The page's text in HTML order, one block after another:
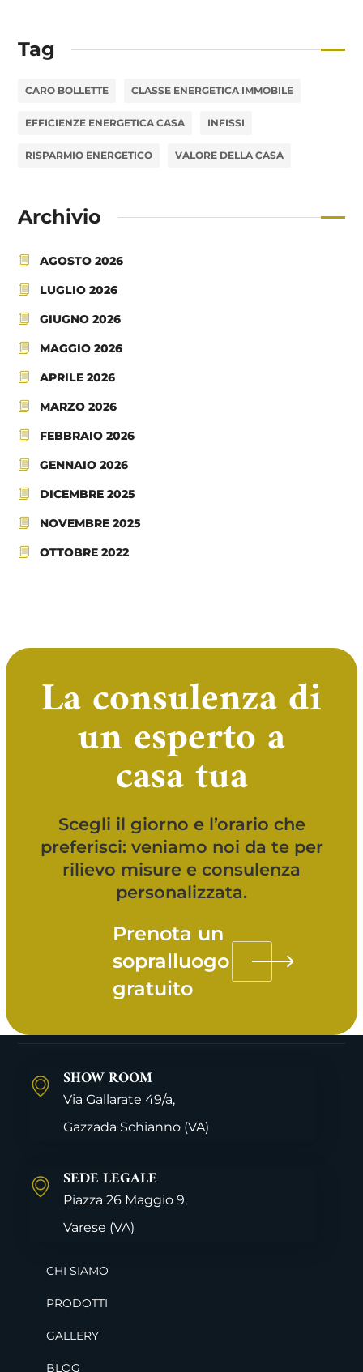
Tag
CARO BOLLETTE CLASSE ENERGETICA IMMOBILE
EFFICIENZE ENERGETICA CASA INFISSI
RISPARMIO ENERGETICO VALORE DELLA CASA
Archivio
AGOSTO 2026
LUGLIO 2026
GIUGNO 2026
MAGGIO 2026
APRILE 2026
MARZO 2026
FEBBRAIO 2026
GENNAIO 2026
DICEMBRE 2025
NOVEMBRE 2025
OTTOBRE 2022
La consulenza di
un esperto a
casa tua
Scegli il giorno e l’orario che
preferisci: veniamo noi da te per
rilievo misure e consulenza
personalizzata.
Prenota un
sopralluogo
gratuito
SHOW ROOM
Via Gallarate 49/a,
Gazzada Schianno (VA)
SEDE LEGALE
Piazza 26 Maggio 9,
Varese (VA)
CHI SIAMO
PRODOTTI
GALLERY
BLOG